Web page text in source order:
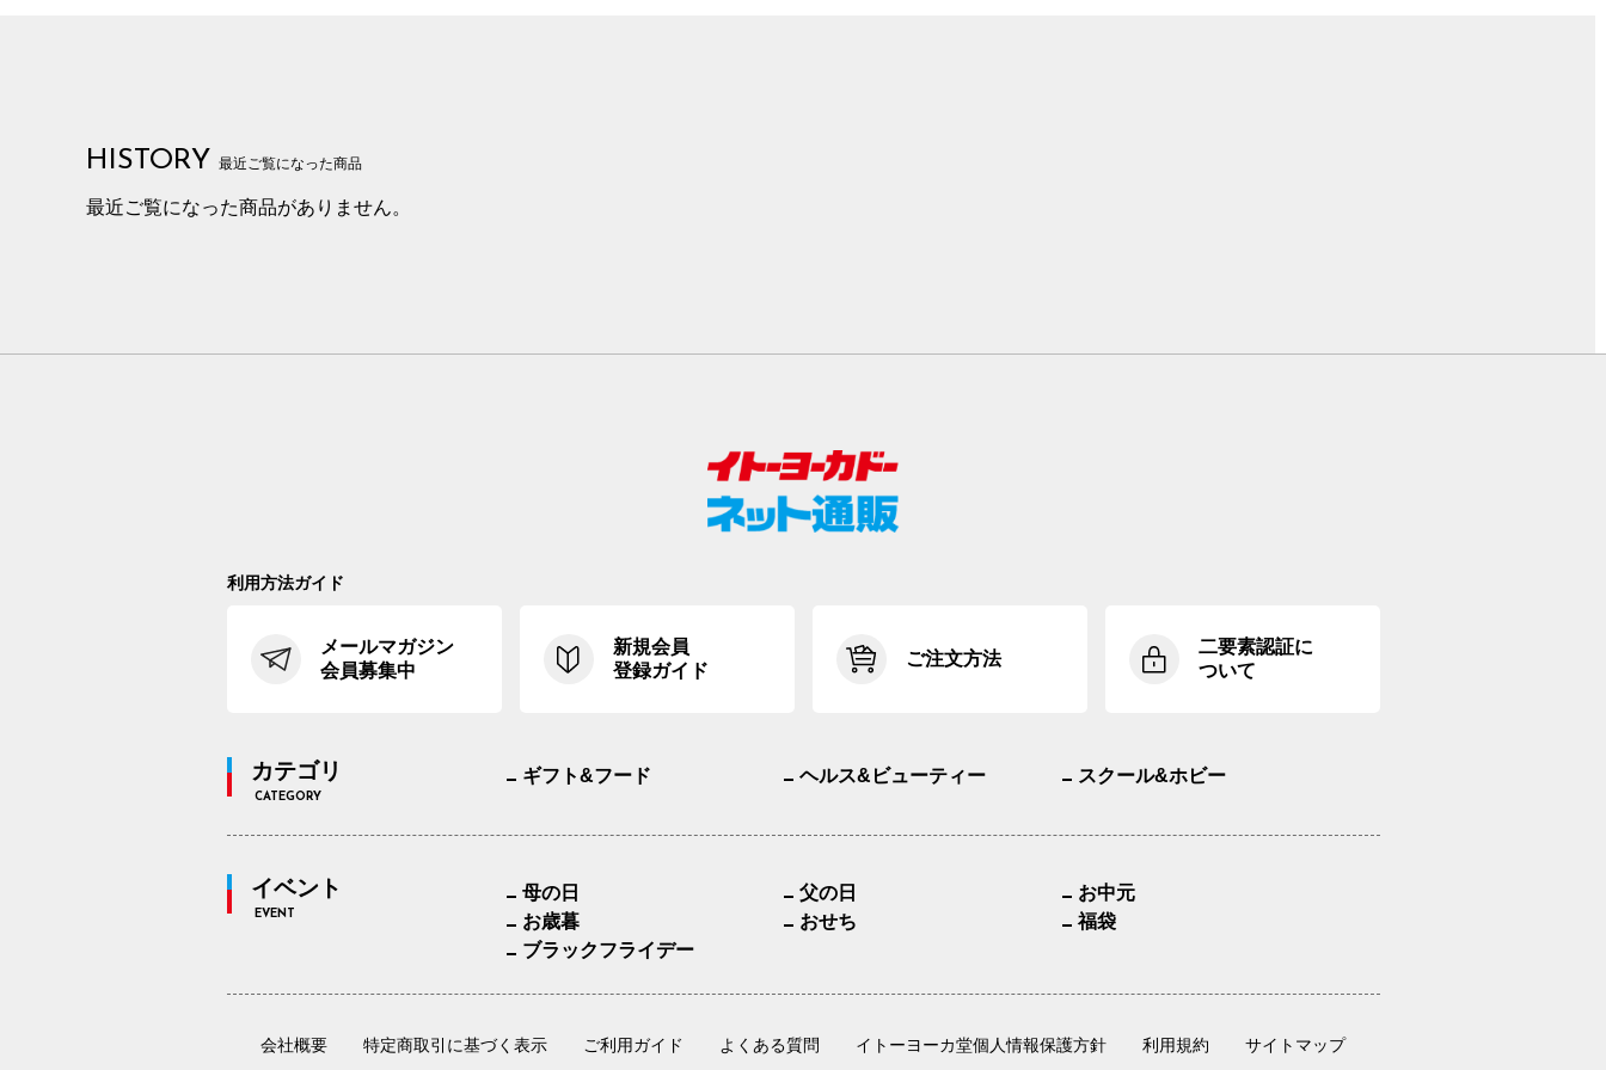
HISTORY 最近ご覧になった商品
最近ご覧になった商品がありません。
利用方法ガイド
メールマガジン
会員募集中
新規会員
登録ガイド
ご注文方法
二要素認証に
ついて
カテゴリ
CATEGORY
ギフト&フード ヘルス&ビューティー スクール&ホビー
イベント
EVENT
母の日 父の日
お中元
お歳暮
おせち
福袋
ブラックフライデー
会社概要 特定商取引に基づく表示 ご利用ガイド よくある質問 イトーヨーカ堂個人情報保護方針 利用規約 サイトマップ